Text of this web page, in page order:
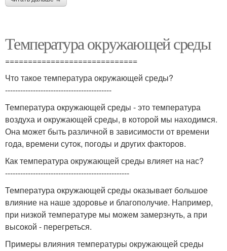
Температура окружающей среды
=============================
Что такое температура окружающей среды?
------------------------------------------
Температура окружающей среды - это температура
воздуха и окружающей среды, в которой мы находимся.
Она может быть различной в зависимости от времени
года, времени суток, погоды и других факторов.
Как температура окружающей среды влияет на нас?
-------------------------------------------------
Температура окружающей среды оказывает большое
влияние на наше здоровье и благополучие. Например,
при низкой температуре мы можем замерзнуть, а при
высокой - перегреться.
Примеры влияния температуры окружающей среды